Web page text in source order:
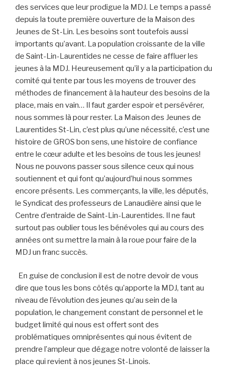
des services que leur prodigue la MDJ. Le temps a passé
depuis la toute première ouverture de la Maison des
Jeunes de St-Lin. Les besoins sont toutefois aussi
importants qu’avant. La population croissante de la ville
de Saint-Lin-Laurentides ne cesse de faire affluer les
jeunes à la MDJ. Heureusement qu’il y a la participation du
comité qui tente par tous les moyens de trouver des
méthodes de financement à la hauteur des besoins de la
place, mais en vain… Il faut garder espoir et persévérer,
nous sommes là pour rester. La Maison des Jeunes de
Laurentides St-Lin, c’est plus qu’une nécessité, c’est une
histoire de GROS bon sens, une histoire de confiance
entre le cœur adulte et les besoins de tous les jeunes!
Nous ne pouvons passer sous silence ceux qui nous
soutiennent et qui font qu’aujourd’hui nous sommes
encore présents. Les commerçants, la ville, les députés,
le Syndicat des professeurs de Lanaudière ainsi que le
Centre d’entraide de Saint-Lin-Laurentides. Il ne faut
surtout pas oublier tous les bénévoles qui au cours des
années ont su mettre la main à la roue pour faire de la
MDJ un franc succès.
En guise de conclusion il est de notre devoir de vous
dire que tous les bons côtés qu’apporte la MDJ, tant au
niveau de l’évolution des jeunes qu’au sein de la
population, le changement constant de personnel et le
budget limité qui nous est offert sont des
problématiques omniprésentes qui nous évitent de
prendre l’ampleur que dégage notre volonté de laisser la
place qui revient à nos jeunes St-Linois.